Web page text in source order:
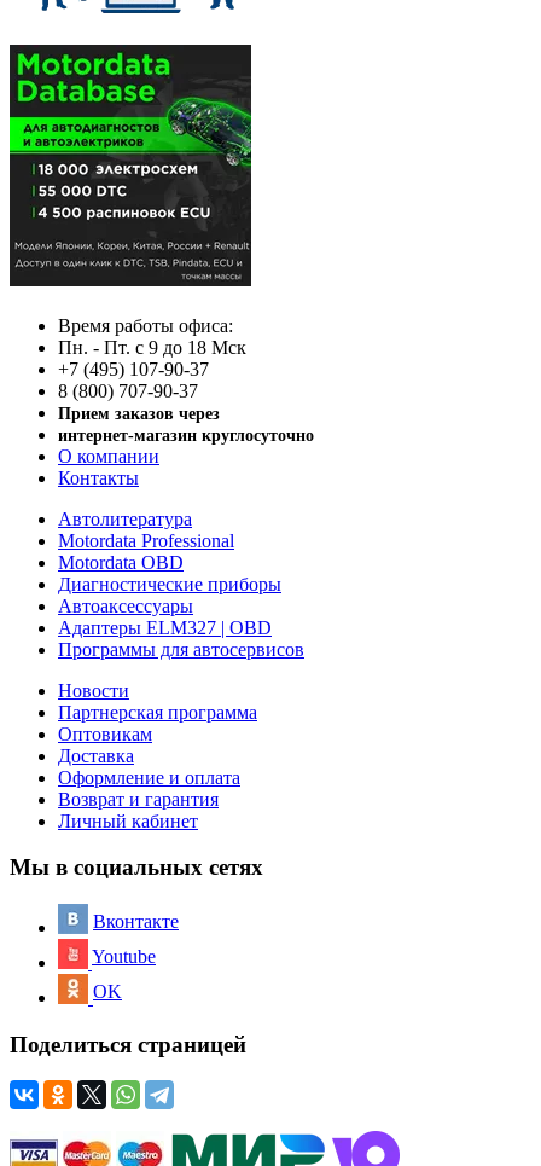
Время работы офиса:
Пн. - Пт. с 9 до 18 Мск
+7 (495) 107-90-37
8 (800) 707-90-37
Прием заказов через
интернет-магазин круглосуточно
О компании
Контакты
Автолитература
Motordata Professional
Motordata OBD
Диагностические приборы
Автоаксессуары
Адаптеры ELM327 | OBD
Программы для автосервисов
Новости
Партнерская программа
Оптовикам
Доставка
Оформление и оплата
Возврат и гарантия
Личный кабинет
Мы в социальных сетях
Вконтакте
Youtube
OK
Поделиться страницей